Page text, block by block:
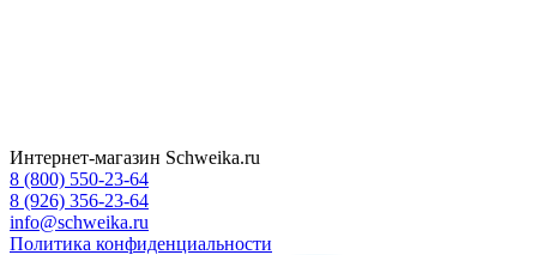
Интернет-магазин Schweika.ru
8 (800) 550-23-64
8 (926) 356-23-64
info@schweika.ru
Политика конфиденциальности